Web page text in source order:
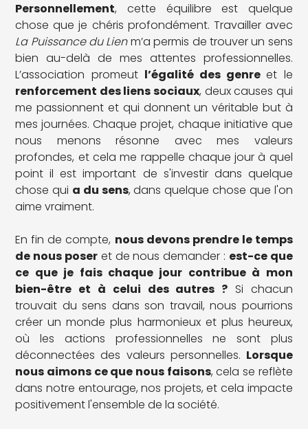
Personnellement, cette équilibre est quelque
chose que je chéris profondément. Travailler avec
La Puissance du Lienm’a permis de trouver un sens
bien au-delà de mes attentes professionnelles.
L’association promeut l’égalité des genreet le
renforcement des liens sociaux, deux causes qui
me passionnent et qui donnent un véritable but à
mes journées. Chaque projet, chaque initiative que
nous menons résonne avec mes valeurs
profondes, et cela me rappelle chaque jour à quel
point il est important de s'investir dans quelque
chose qui a du sens, dans quelque chose que l'on
aime vraiment.
En fin de compte, nous devons prendre le temps
de nous poser et de nous demander : est-ce que
ce que je fais chaque jour contribue à mon
bien-être et à celui des autres ? Si chacun
trouvait du sens dans son travail, nous pourrions
créer un monde plus harmonieux et plus heureux,
où les actions professionnelles ne sont plus
déconnectées des valeurs personnelles. Lorsque
nous aimons ce que nous faisons, cela se reflète
dans notre entourage, nos projets, et cela impacte
positivement l'ensemble de la société.